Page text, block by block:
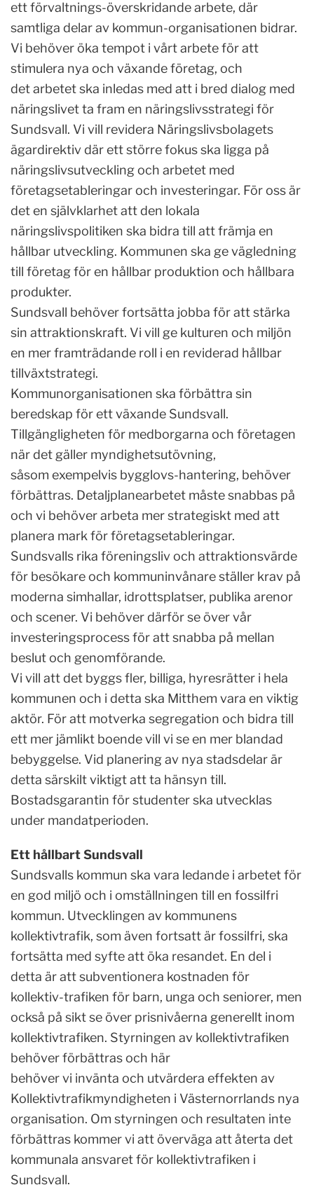
ett förvaltnings-överskridande arbete, där
samtliga delar av kommun-organisationen bidrar.
Vi behöver öka tempot i vårt arbete för att
stimulera nya och växande företag, och
det arbetet ska inledas med att i bred dialog med
näringslivet ta fram en näringslivsstrategi för
Sundsvall. Vi vill revidera Näringslivsbolagets
ägardirektiv där ett större fokus ska ligga på
näringslivsutveckling och arbetet med
företagsetableringar och investeringar. För oss är
det en självklarhet att den lokala
näringslivspolitiken ska bidra till att främja en
hållbar utveckling. Kommunen ska ge vägledning
till företag för en hållbar produktion och hållbara
produkter.
Sundsvall behöver fortsätta jobba för att stärka
sin attraktionskraft. Vi vill ge kulturen och miljön
en mer framträdande roll i en reviderad hållbar
tillväxtstrategi.
Kommunorganisationen ska förbättra sin
beredskap för ett växande Sundsvall.
Tillgängligheten för medborgarna och företagen
när det gäller myndighetsutövning,
såsom exempelvis bygglovs-hantering, behöver
förbättras. Detaljplanearbetet måste snabbas på
och vi behöver arbeta mer strategiskt med att
planera mark för företagsetableringar.
Sundsvalls rika föreningsliv och attraktionsvärde
för besökare och kommuninvånare ställer krav på
moderna simhallar, idrottsplatser, publika arenor
och scener. Vi behöver därför se över vår
investeringsprocess för att snabba på mellan
beslut och genomförande.
Vi vill att det byggs fler, billiga, hyresrätter i hela
kommunen och i detta ska Mitthem vara en viktig
aktör. För att motverka segregation och bidra till
ett mer jämlikt boende vill vi se en mer blandad
bebyggelse. Vid planering av nya stadsdelar är
detta särskilt viktigt att ta hänsyn till.
Bostadsgarantin för studenter ska utvecklas
under mandatperioden.
Ett hållbart Sundsvall
Sundsvalls kommun ska vara ledande i arbetet för
en god miljö och i omställningen till en fossilfri
kommun. Utvecklingen av kommunens
kollektivtrafik, som även fortsatt är fossilfri, ska
fortsätta med syfte att öka resandet. En del i
detta är att subventionera kostnaden för
kollektiv-trafiken för barn, unga och seniorer, men
också på sikt se över prisnivåerna generellt inom
kollektivtrafiken. Styrningen av kollektivtrafiken
behöver förbättras och här
behöver vi invänta och utvärdera effekten av
Kollektivtrafikmyndigheten i Västernorrlands nya
organisation. Om styrningen och resultaten inte
förbättras kommer vi att överväga att återta det
kommunala ansvaret för kollektivtrafiken i
Sundsvall.